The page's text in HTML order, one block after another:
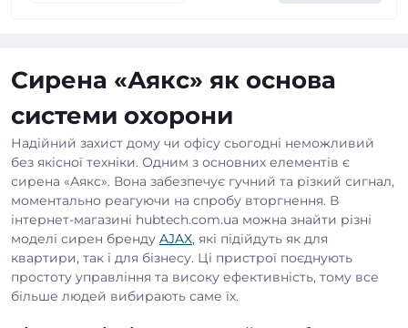
Сирена «Аякс» як основа
системи охорони
Надійний захист дому чи офісу сьогодні неможливий
без якісної техніки. Одним з основних елементів є
сирена «Аякс». Вона забезпечує гучний та різкий сигнал,
моментально реагуючи на спробу вторгнення. В
інтернет-магазині hubtech.com.ua можна знайти різні
моделі сирен бренду AJAX, які підійдуть як для
квартири, так і для бізнесу. Ці пристрої поєднують
простоту управління та високу ефективність, тому все
більше людей вибирають саме їх.